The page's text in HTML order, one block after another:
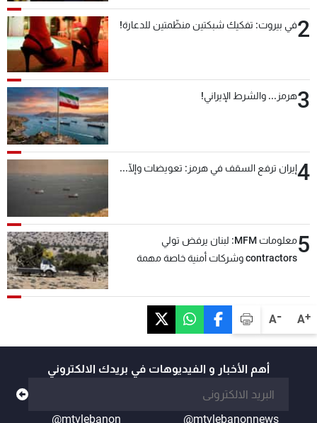
A+
A-
2في بيروت: تفكيك شبكتين منظّمتين للدعارة!
3هرمز... والشرط الإيراني!
4إيران ترفع السقف في هرمز: تعويضات وإلّا...
5
معلومات MFM: لبنان يرفض تولي
contractors وشركات أمنية خاصة مهمة
أهم الأخبار و الفيديوهات في بريدك الالكتروني
@mtvlebanonnews
@mtvlebanon